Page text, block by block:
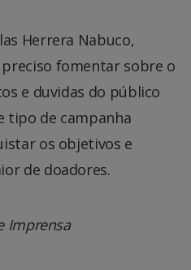
Herrera Nabuco,
preciso fomentar sobre o
e duvidas do público
tipo de campanha
os objetivos e
de doadores.
Imprensa